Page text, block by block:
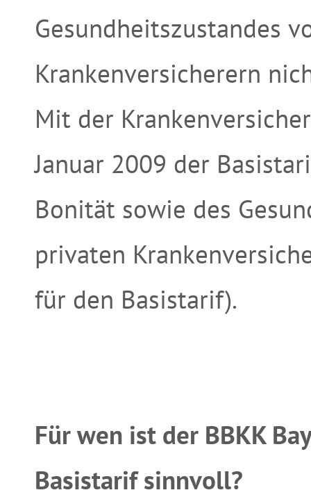
Gesundheitszustandes
Krankenversicherern
Mit der
Januar 2009 der
Bonität sowie des
privaten
für den Basistarif).
Für wen ist der BBKK
Basistarif sinnvoll?